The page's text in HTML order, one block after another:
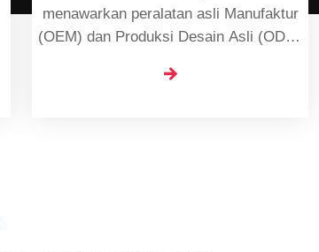
menawarkan peralatan asli Manufaktur
(OEM) dan Produksi Desain Asli (ODM)
bersama atau menggunakan produk